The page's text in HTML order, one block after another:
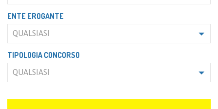
ENTE EROGANTE
QUALSIASI
TIPOLOGIA CONCORSO
QUALSIASI